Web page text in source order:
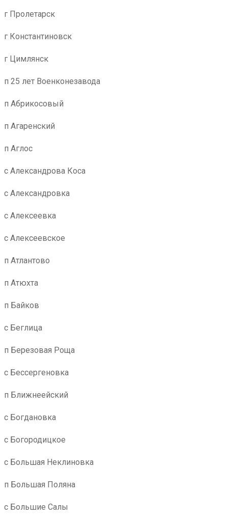
г Пролетарск
г Константиновск
г Цимлянск
п 25 лет Военконезавода
п Абрикосовый
п Агаренский
п Аглос
с Александрова Коса
с Александровка
с Алексеевка
с Алексеевское
п Атлантово
п Атюхта
п Байков
с Беглица
п Березовая Роща
с Бессергеновка
п Ближнеейский
с Богдановка
с Богородицкое
с Большая Неклиновка
п Большая Поляна
с Большие Салы